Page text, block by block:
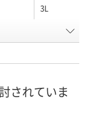
3L
されていま